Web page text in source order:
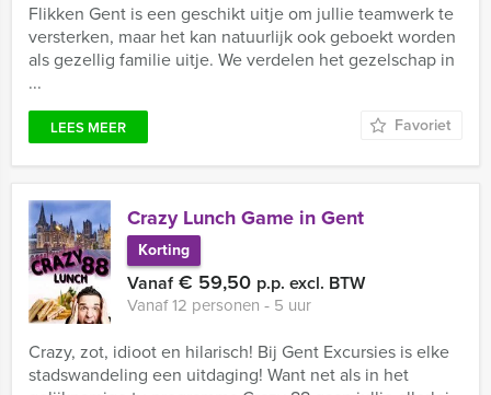
Flikken Gent is een geschikt uitje om jullie teamwerk te
versterken, maar het kan natuurlijk ook geboekt worden
als gezellig familie uitje. We verdelen het gezelschap in
...
LEES MEER Favoriet
Crazy Lunch Game in Gent
Korting
Vanaf€ 59,50 p.p. excl. BTW
Vanaf 12 personen ‐ 5 uur
Crazy, zot, idioot en hilarisch! Bij Gent Excursies is elke
stadswandeling een uitdaging! Want net als in het